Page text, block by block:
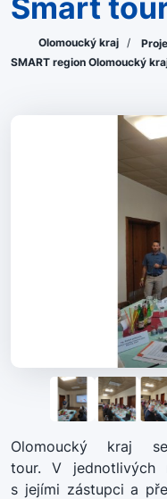
Smart
Olomoucký kraj /
SMART region Olomoucký
Olomoucký kraj
tour. V jednotlivých
s jejími zástupci a